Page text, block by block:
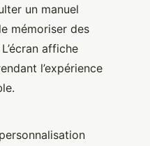
un manuel
mémoriser des
affiche
l’expérience